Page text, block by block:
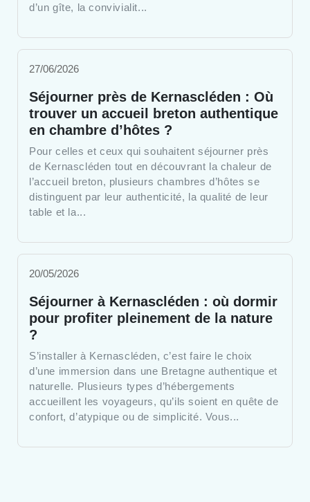
d’un gîte, la convivialit...
27/06/2026
Séjourner près de Kernascléden : Où
trouver un accueil breton authentique
en chambre d’hôtes ?
Pour celles et ceux qui souhaitent séjourner près
de Kernascléden tout en découvrant la chaleur de
l’accueil breton, plusieurs chambres d’hôtes se
distinguent par leur authenticité, la qualité de leur
table et la...
20/05/2026
Séjourner à Kernascléden : où dormir
pour profiter pleinement de la nature
?
S’installer à Kernascléden, c’est faire le choix
d’une immersion dans une Bretagne authentique et
naturelle. Plusieurs types d’hébergements
accueillent les voyageurs, qu’ils soient en quête de
confort, d’atypique ou de simplicité. Vous...